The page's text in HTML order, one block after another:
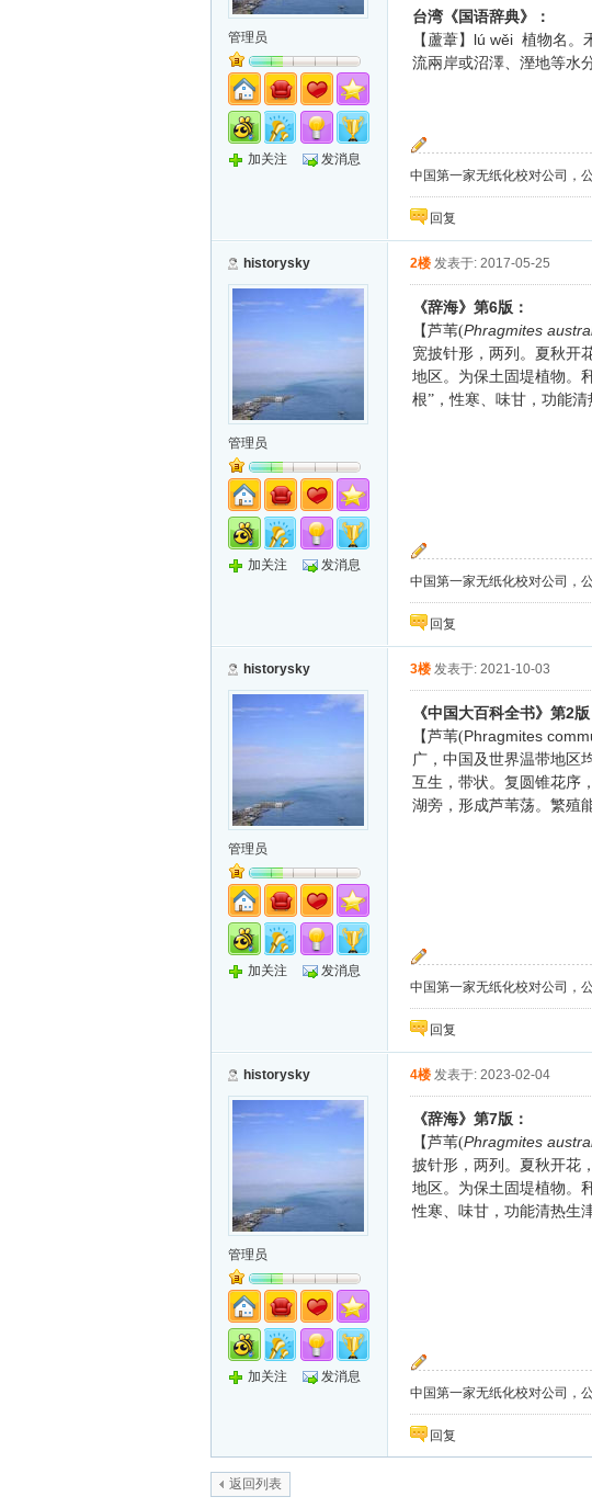
管理员
加关注 发消息
台湾《国语辞典》：
【蘆葦】 lú wěi 植物名。
流兩岸或沼澤、溼地等水
中国第一家无纸化校对公司，
回复
historysky
管理员
加关注 发消息
2楼 发表于: 2017-05-25
《辞海》第6版：
【芦苇(Phragmites
宽披针形，两列。夏秋开
地区。为保土固堤植物。
根”，性寒、味甘，功能
中国第一家无纸化校对公司，
回复
historysky
管理员
加关注 发消息
3楼 发表于: 2021-10-03
《中国大百科全书》第2版
【芦苇(Phragmites
广，中国及世界温带地区
互生，带状。复圆锥花序
湖旁，形成芦苇荡。繁殖
中国第一家无纸化校对公司，
回复
historysky
管理员
加关注 发消息
4楼 发表于: 2023-02-04
《辞海》第7版：
【芦苇(Phragmites
披针形，两列。夏秋开花
地区。为保土固堤植物。
性寒、味甘，功能清热生
中国第一家无纸化校对公司，
回复
返回列表